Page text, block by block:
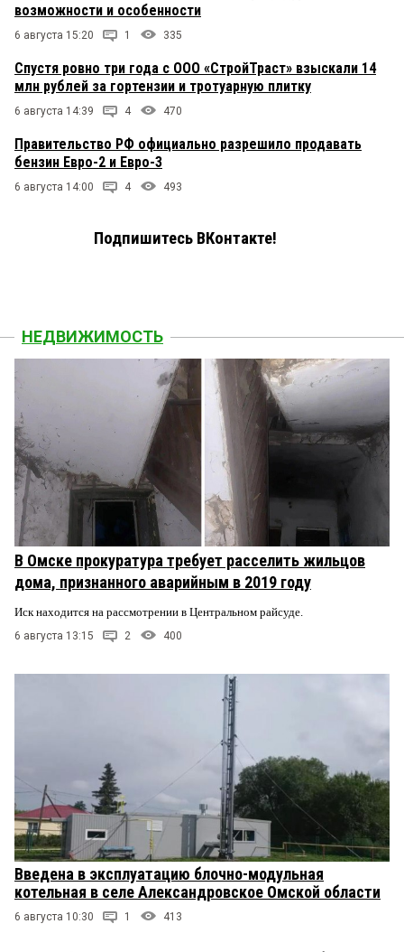
возможности и особенности
6 августа 15:20 1 335
Спустя ровно три года с ООО «СтройТраст» взыскали 14
млн рублей за гортензии и тротуарную плитку
6 августа 14:39 4 470
Правительство РФ официально разрешило продавать
бензин Евро-2 и Евро-3
6 августа 14:00 4 493
Подпишитесь ВКонтакте!
НЕДВИЖИМОСТЬ
В Омске прокуратура требует расселить жильцов
дома, признанного аварийным в 2019 году
Иск находится на рассмотрении в Центральном райсуде.
6 августа 13:15 2 400
Введена в эксплуатацию блочно-модульная
котельная в селе Александровское Омской области
6 августа 10:30 1 413